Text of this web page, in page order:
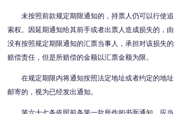
未按照前款规定期限通知的，持票人仍可以行使追
索权。因延期通知给其前手或者出票人造成损失的，由
没有按照规定期限通知的汇票当事人，承担对该损失的
赔偿责任，但是所赔偿的金额以汇票金额为限。
在规定期限内将通知按照法定地址或者约定的地址
邮寄的，视为已经发出通知。
第六十七条依照前条第一款所作的书面通知，应当